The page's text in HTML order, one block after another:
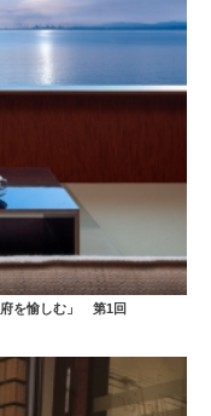
府を愉しむ」 第1回